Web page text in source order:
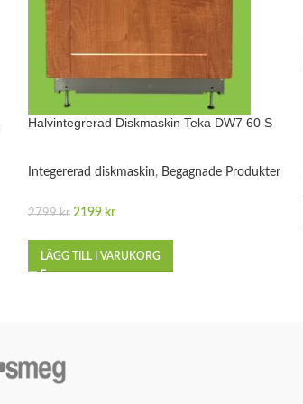
Halvintegrerad Diskmaskin Teka DW7 60 S
Integererad diskmaskin, Begagnade Produkter
2799kr 2199 kr
LÄGG TILL I VARUKORG